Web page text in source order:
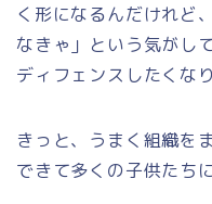
く形になるんだけれど
なきゃ」という気がし
ディフェンスしたくなり
きっと、うまく組織を
できて多くの子供たち